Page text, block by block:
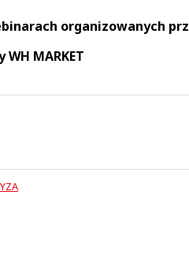
organizowanych
MARKET